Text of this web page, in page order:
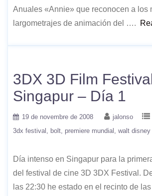
Anuales «Annie» que reconocen a los
largometrajes de animación del ….
3DX 3D Film
Singapur – Día 1
19 de novembre de 2008 jalonso
3dx festival
bolt premiere mundial walt disney
Día intenso en Singapur para la
del festival de cine 3D 3DX Festival.
las 22:30 he estado en el recinto de